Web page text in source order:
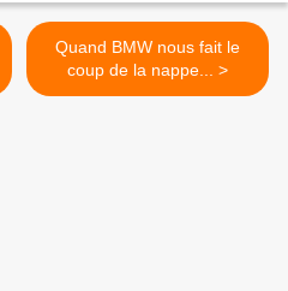
Quand BMW nous fait le
coup de la nappe... >